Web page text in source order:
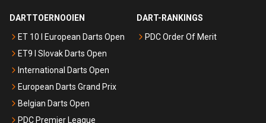
DARTTOERNOOIEN
ET 10 I European Darts Open
ET9 I Slovak Darts Open
International Darts Open
European Darts Grand Prix
Belgian Darts Open
PDC Premier League
DART-RANKINGS
PDC Order Of Merit